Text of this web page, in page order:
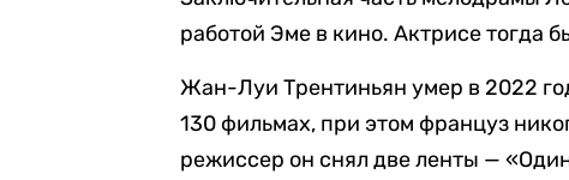
работой Эме в кино. Актрисе тогда
Жан-Луи Трентиньян умер в 2022
130 фильмах, при этом француз
режиссер он снял две ленты —